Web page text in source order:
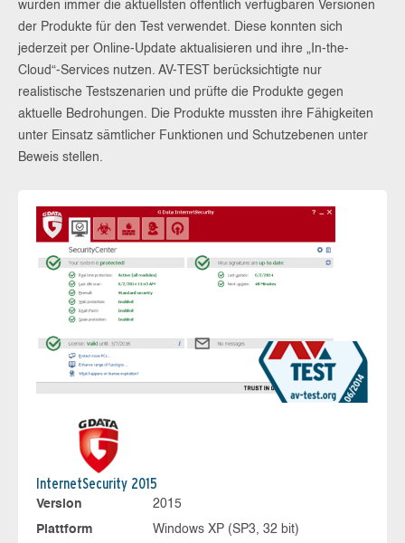
wurden immer die aktuellsten öffentlich verfügbaren Versionen
der Produkte für den Test verwendet. Diese konnten sich
jederzeit per Online-Update aktualisieren und ihre „In-the-
Cloud“-Services nutzen. AV-TEST berücksichtigte nur
realistische Testszenarien und prüfte die Produkte gegen
aktuelle Bedrohungen. Die Produkte mussten ihre Fähigkeiten
unter Einsatz sämtlicher Funktionen und Schutzebenen unter
Beweis stellen.
InternetSecurity 2015
Version
2015
Plattform
Windows XP (SP3, 32 bit)